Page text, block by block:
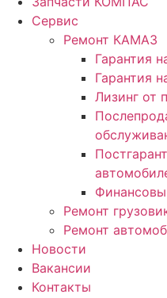
Сервис
Ремонт КАМАЗ
Гарантия
Гарантия
Лизинг от
Ремонт
Ремонт
Новости
Вакансии
Контакты